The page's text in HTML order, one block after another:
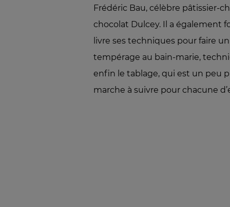
Frédéric Bau, célèbre pâtissier-
chocolat Dulcey. Il a également
livre ses techniques pour faire
tempérage au bain-marie,
enfin le tablage, qui est un peu
marche à suivre pour chacune